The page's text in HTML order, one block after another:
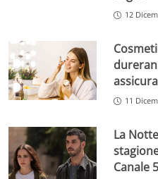
12
11
La
Canale 5